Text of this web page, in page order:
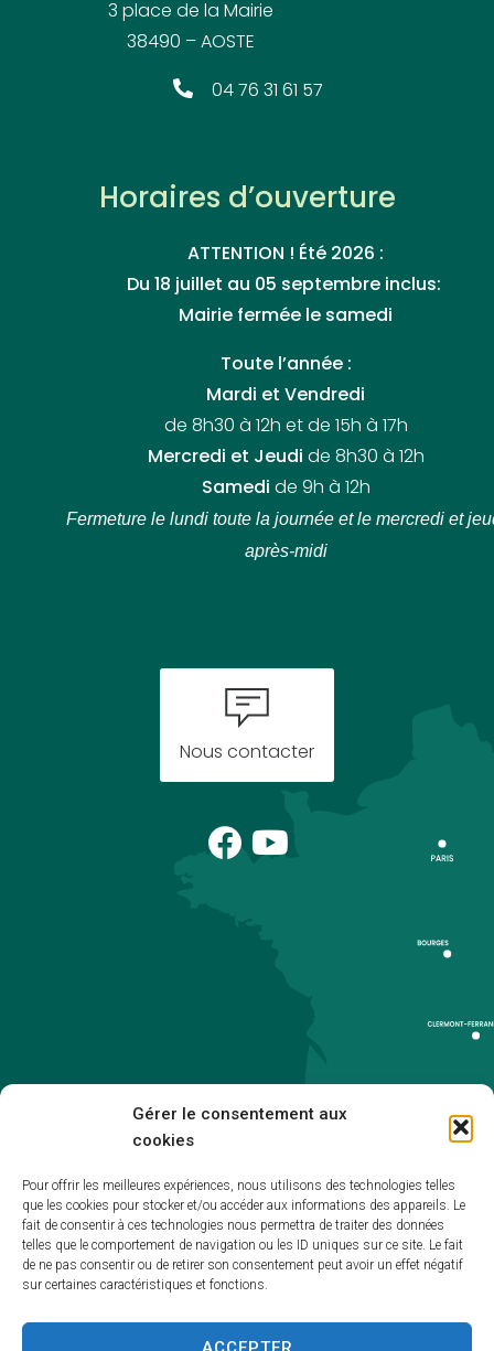
Gérer le consentement aux
cookies
Pour offrir les meilleures expériences, nous utilisons des technologies telles
que les cookies pour stocker et/ou accéder aux informations des appareils. Le
fait de consentir à ces technologies nous permettra de traiter des données
telles que le comportement de navigation ou les ID uniques sur ce site. Le fait
de ne pas consentir ou de retirer son consentement peut avoir un effet négatif
sur certaines caractéristiques et fonctions.
3 place de la Mairie
38490 – AOSTE
04 76 31 61 57
Horaires d’ouverture
ATTENTION ! Été 2026 :
Du 18 juillet au 05 septembre inclus:
Mairie fermée le samedi
Toute l’année :
Mardi et Vendredi
de 8h30 à 12h et de 15h à 17h
Mercredi et Jeudi de 8h30 à 12h
Samedi de 9h à 12h
Fermeture le lundi toute la journée et le mercredi et
après-midi
Nous contacter
Accessibilité